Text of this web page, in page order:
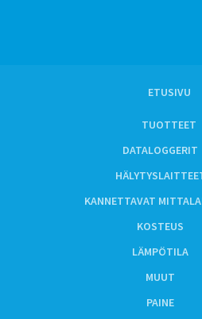
ETUSIVU
TUOTTEET
DATALOGGERIT
KANNETTAVAT
KOSTEUS
LÄMPÖTILA
MUUT
PAINE